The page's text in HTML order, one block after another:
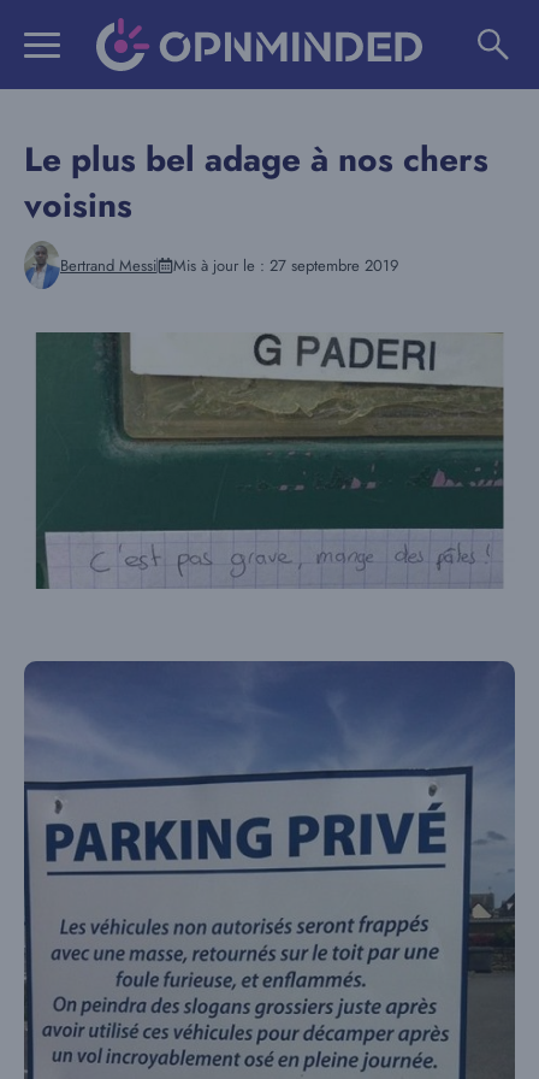
Le plus bel adage à nos chers
voisins
Bertrand Messi Mis à jour le : 27 septembre 2019